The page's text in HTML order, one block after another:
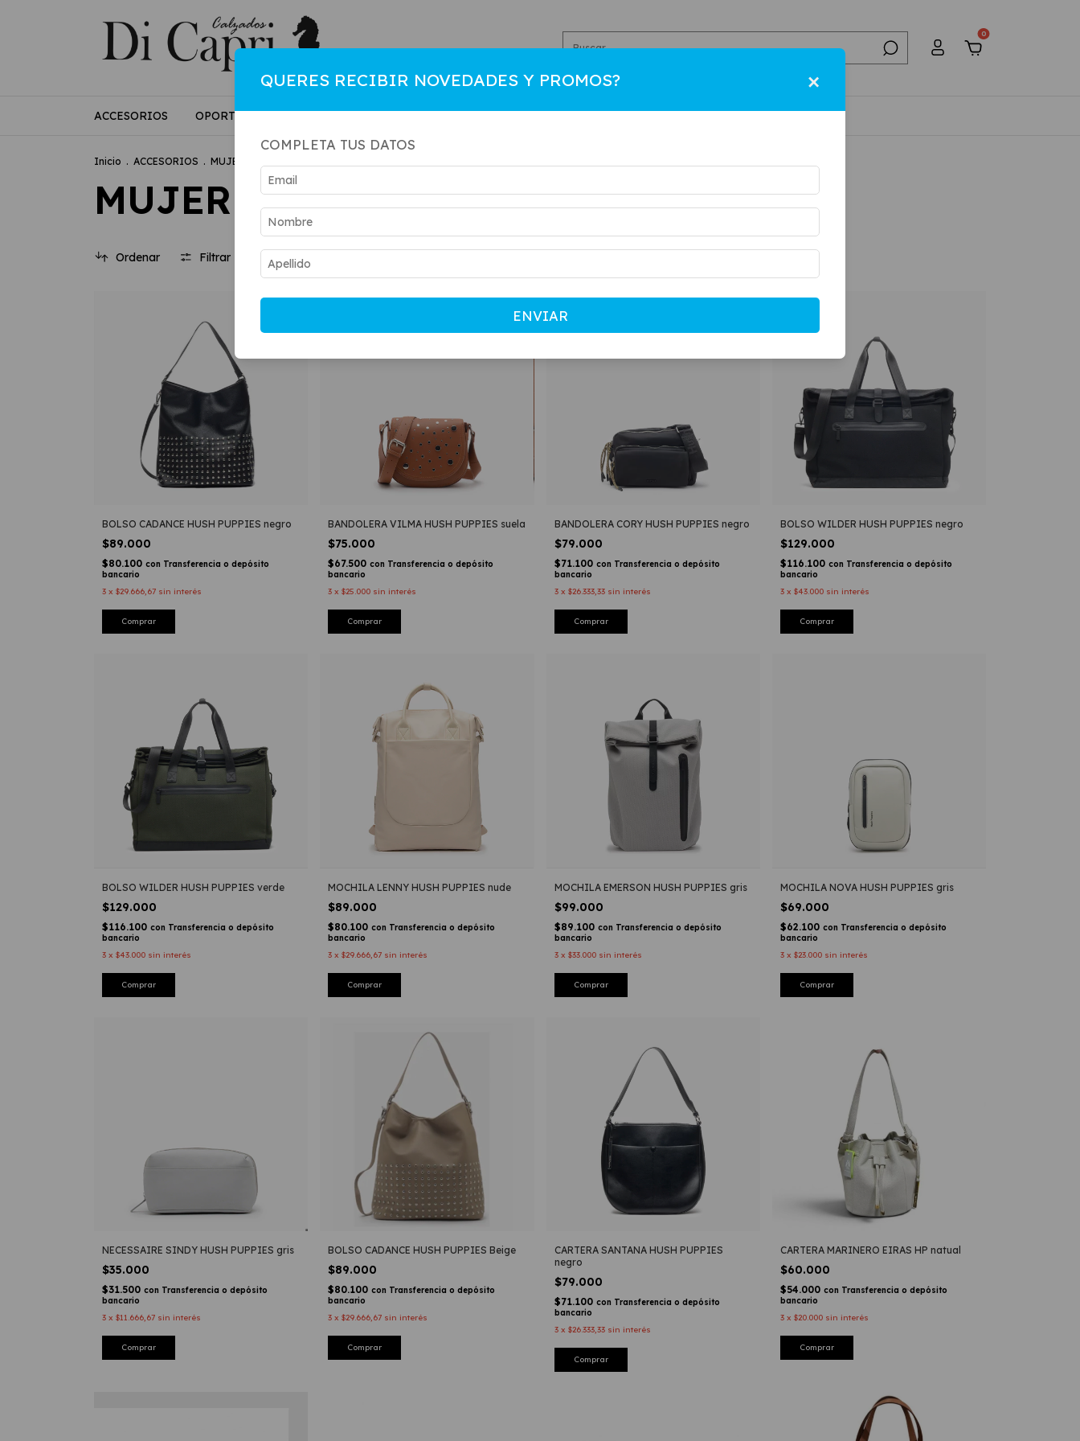
0
ACCESORIOS OPORTUNIDADES
Inicio . ACCESORIOS . MUJER
MUJER
Ordenar Filtrar
BOLSO CADANCE HUSH PUPPIES negro
$89.000
$80.100 con Transferencia o depósito
bancario
3 x $29.666,67 sin interés
Comprar
BANDOLERA VILMA HUSH PUPPIES suela
$75.000
$67.500con Transferencia o depósito
bancario
3 x$25.000 sin interés
Comprar
BANDOLERA CORY HUSH PUPPIES negro
$79.000
$71.100 con Transferencia o depósito
bancario
3 x $26.333,33 sin interés
Comprar
BOLSO WILDER HUSH PUPPIES negro
$129.000
$116.100 con Transferencia o depósito
bancario
3 x $43.000 sin interés
Comprar
BOLSO WILDER HUSH PUPPIES verde
$129.000
$116.100 con Transferencia o depósito
bancario
3 x $43.000 sin interés
Comprar
MOCHILA LENNY HUSH PUPPIES nude
$89.000
$80.100con Transferencia o depósito
bancario
3 x$29.666,67 sin interés
Comprar
MOCHILA EMERSON HUSH PUPPIES gris
$99.000
$89.100 con Transferencia o depósito
bancario
3 x $33.000 sin interés
Comprar
MOCHILA NOVA HUSH PUPPIES gris
$69.000
$62.100 con Transferencia o depósito
bancario
3 x $23.000 sin interés
Comprar
NECESSAIRE SINDY HUSH PUPPIES gris
$35.000
$31.500 con Transferencia o depósito
bancario
3 x $11.666,67 sin interés
Comprar
BOLSO CADANCE HUSH PUPPIES Beige
$89.000
$80.100con Transferencia o depósito
bancario
3 x$29.666,67 sin interés
Comprar
CARTERA SANTANA HUSH PUPPIES
negro
$79.000
$71.100 con Transferencia o depósito
bancario
3 x $26.333,33 sin interés
Comprar
CARTERA MARINERO EIRAS HP natual
$60.000
$54.000 con Transferencia o depósito
bancario
3 x $20.000 sin interés
Comprar
QUERES RECIBIR NOVEDADES Y PROMOS? ×
COMPLETA TUS DATOS
ENVIAR